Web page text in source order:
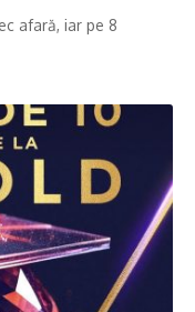
afară, iar pe 8